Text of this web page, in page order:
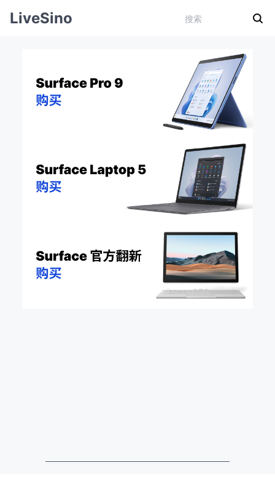
LiveSino